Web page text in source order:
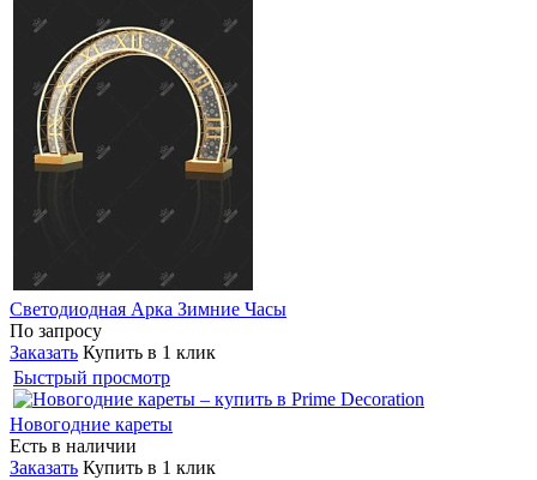
Светодиодная Арка Зимние Часы
По запросу
Заказать Купить в 1 клик
Быстрый просмотр
Новогодние кареты
Есть в наличии
Заказать Купить в 1 клик